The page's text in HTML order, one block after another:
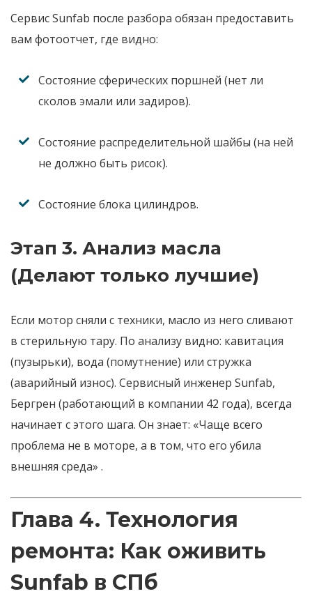
Сервис Sunfab после разбора обязан предоставить
вам фотоотчет, где видно:
Состояние сферических поршней (нет ли
сколов эмали или задиров).
Состояние распределительной шайбы (на ней
не должно быть рисок).
Состояние блока цилиндров.
Этап 3. Анализ масла
(Делают только лучшие)
Если мотор сняли с техники, масло из него сливают
в стерильную тару. По анализу видно: кавитация
(пузырьки), вода (помутнение) или стружка
(аварийный износ). Сервисный инженер Sunfab,
Бергрен (работающий в компании 42 года), всегда
начинает с этого шага. Он знает: «Чаще всего
проблема не в моторе, а в том, что его убила
внешняя среда» .
Глава 4. Технология
ремонта: Как оживить
Sunfab в СПб